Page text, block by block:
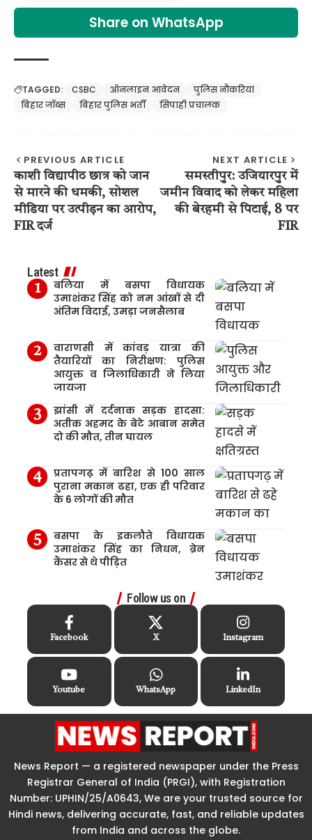
Share on WhatsApp
TAGGED: CSBC ऑनलाइन आवेदन
पुलिस नौकरियां
बिहार जॉब्स
बिहार पुलिस भर्ती सिपाही प्रचालक
PREVIOUS ARTICLE
काशी विद्यापीठ छात्र को जान
से मारने की धमकी, सोशल
मीडिया पर उत्पीड़न का आरोप,
FIR दर्ज
NEXT ARTICLE
समस्तीपुर: उजियारपुर में
जमीन विवाद को लेकर महिला
की बेरहमी से पिटाई, 8 पर
FIR
Latest
बलिया में बसपा विधायक
उमाशंकर सिंह को नम आंखों से दी
अंतिम विदाई, उमड़ा जनसैलाब
वाराणसी में कांवड़ यात्रा की
तैयारियों का निरीक्षण: पुलिस
आयुक्त व जिलाधिकारी ने लिया
जायजा
झांसी में दर्दनाक सड़क हादसा:
अतीक अहमद के बेटे आबान समेत
दो की मौत, तीन घायल
प्रतापगढ़ में बारिश से 100 साल
पुराना मकान ढहा, एक ही परिवार
के 6 लोगों की मौत
बसपा के इकलौते विधायक
उमाशंकर सिंह का निधन, ब्रेन
कैंसर से थे पीड़ित
Follow us on
Facebook X Instagram
Youtube WhatsApp LinkedIn
News Report — a registered newspaper under the Press
Registrar General of India (PRGI), with Registration
Number: UPHIN/25/A0643, We are your trusted source for
Hindi news, delivering accurate, fast, and reliable updates
from India and across the globe.